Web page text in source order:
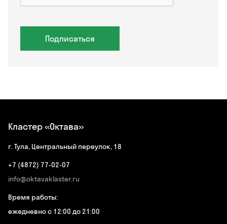
Подписаться
Кластер «Октава»
г. Тула, Центральный переулок, 18
+7 (4872) 77-02-07
info@oktavaklaster.ru
Время работы:
ежедневно с 12:00 до 21:00